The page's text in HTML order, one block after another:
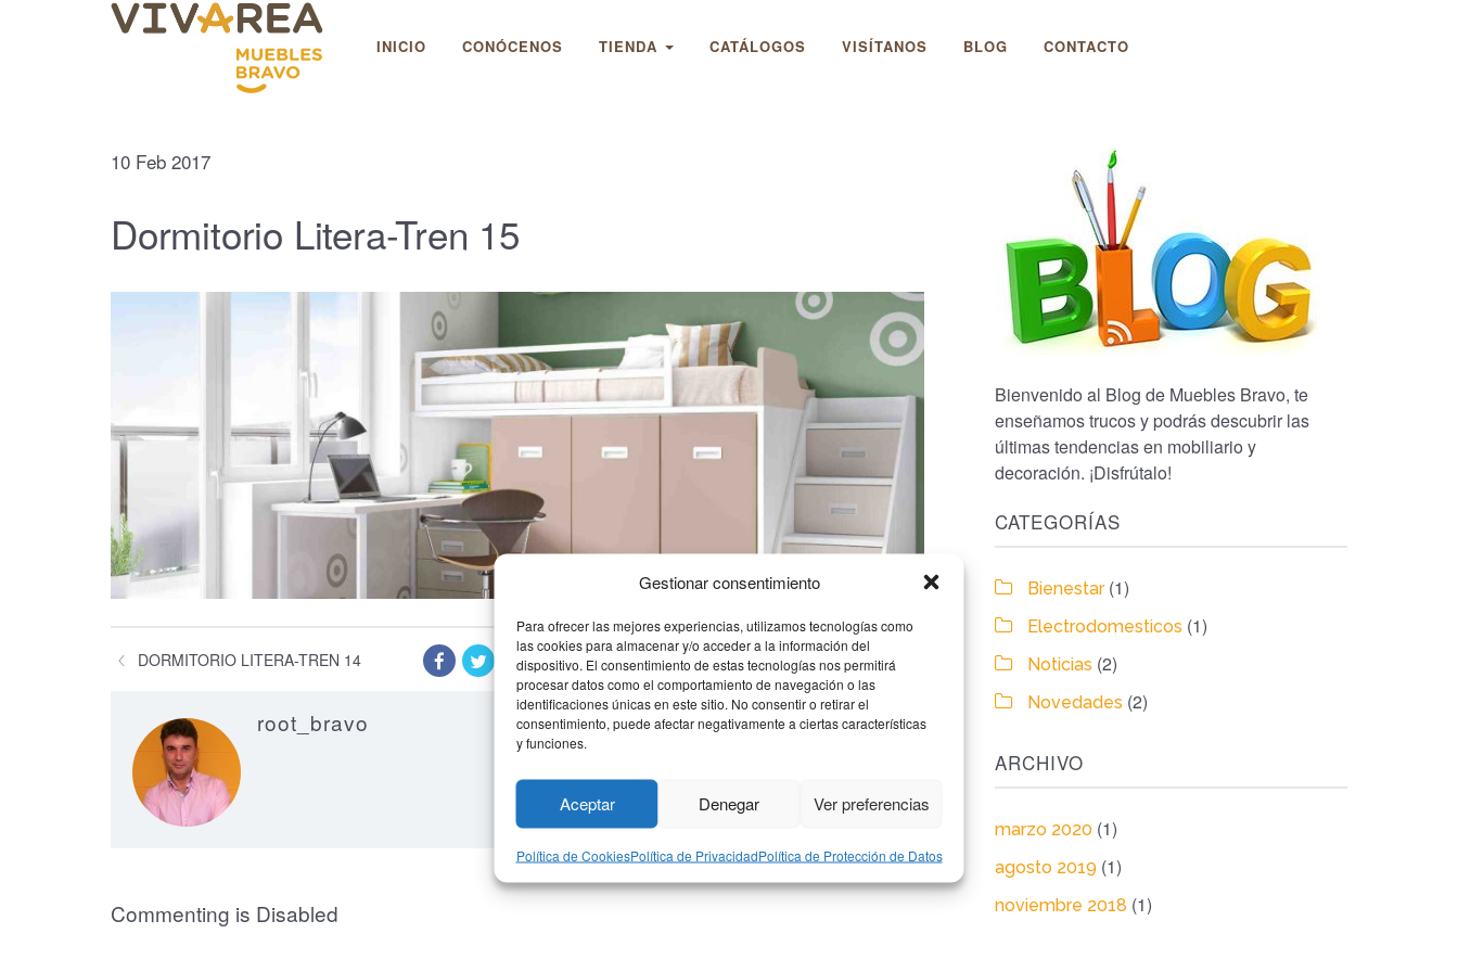
Gestionar consentimiento
Para ofrecer las mejores experiencias, utilizamos tecnologías como
las cookies para almacenar y/o acceder a la información del
dispositivo. El consentimiento de estas tecnologías nos permitirá
procesar datos como el comportamiento de navegación o las
identificaciones únicas en este sitio. No consentir o retirar el
consentimiento, puede afectar negativamente a ciertas características
y funciones.
Aceptar Denegar Ver preferencias
Política de CookiesPolítica de PrivacidadPolítica de Protección de Datos
INICIO CONÓCENOS TIENDA CATÁLOGOS VISÍTANOS BLOG CONTACTO
10 Feb 2017
Dormitorio Litera-Tren 15
DORMITORIO LITERA-TREN 14 DORMITORIO LITERA-TREN 16
root_bravo
Commenting is Disabled
Bienvenido al Blog de Muebles Bravo, te
enseñamos trucos y podrás descubrir las
últimas tendencias en mobiliario y
decoración. ¡Disfrútalo!
CATEGORÍAS
Bienestar(1)
Electrodomesticos (1)
Noticias (2)
Novedades (2)
ARCHIVO
marzo 2020 (1)
agosto 2019 (1)
noviembre 2018 (1)